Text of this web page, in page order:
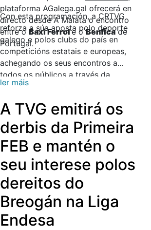
plataforma AGalega.gal ofrecerá en
directo desde A Malata o encontro
entre o Baxi Ferrole oBenficade
Portugal.
Con esta programación, a CRTVG
reforza a súa aposta polo deporte
galego e polos clubs do país en
competicións estatais e europeas,
achegando os seus encontros a
todos os públicos a través da
televisión, a radio e as súas
ler máis
A TVG emitirá os
derbis da Primeira
FEB e mantén o
seu interese polos
dereitos do
Breogán na Liga
Endesa